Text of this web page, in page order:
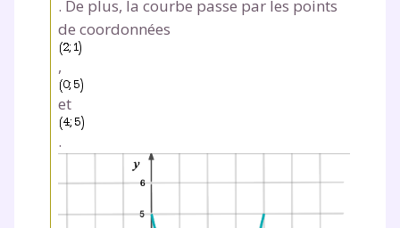
. De plus, la courbe passe par les points
de coordonnées
,
et
.
Tout le programme scolaire du CP à
la Terminale
Des profs expérimentés disponibles
vidéo
TESTER GRATUITEMENT